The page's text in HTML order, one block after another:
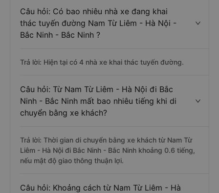
Câu hỏi: Có bao nhiêu nhà xe đang khai
thác tuyến đường Nam Từ Liêm - Hà Nội -
Bắc Ninh - Bắc Ninh ?
Trả lời: Hiện tại có 4 nhà xe khai thác tuyến đường.
Câu hỏi: Từ Nam Từ Liêm - Hà Nội đi Bắc
Ninh - Bắc Ninh mất bao nhiêu tiếng khi di
chuyển bằng xe khách?
Trả lời: Thời gian di chuyển bằng xe khách từ Nam Từ
Liêm - Hà Nội đi Bắc Ninh - Bắc Ninh khoảng 0.6 tiếng,
nếu mật độ giao thông thuận lợi.
Câu hỏi: Khoảng cách từ Nam Từ Liêm - Hà